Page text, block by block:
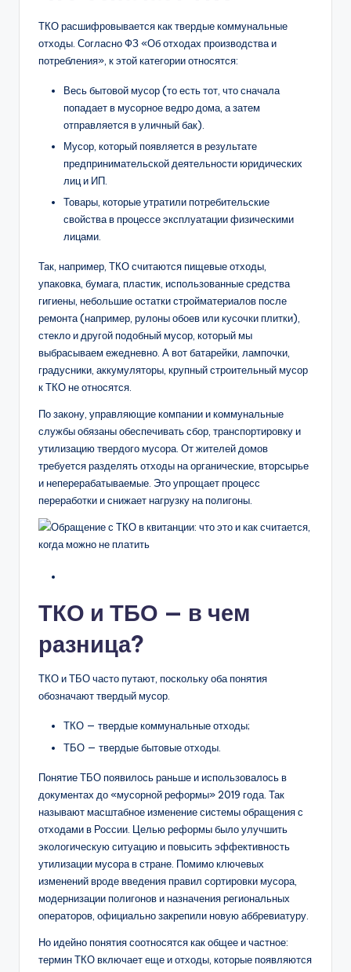
ТКО расшифровывается как твердые коммунальные
отходы. Согласно ФЗ «Об отходах производства и
потребления», к этой категории относятся:
Весь бытовой мусор (то есть тот, что сначала
попадает в мусорное ведро дома, а затем
отправляется в уличный бак).
Мусор, который появляется в результате
предпринимательской деятельности юридических
лиц и ИП.
Товары, которые утратили потребительские
свойства в процессе эксплуатации физическими
лицами.
Так, например, ТКО считаются пищевые отходы,
упаковка, бумага, пластик, использованные средства
гигиены, небольшие остатки стройматериалов после
ремонта (например, рулоны обоев или кусочки плитки),
стекло и другой подобный мусор, который мы
выбрасываем ежедневно. А вот батарейки, лампочки,
градусники, аккумуляторы, крупный строительный мусор
к ТКО не относятся.
По закону, управляющие компании и коммунальные
службы обязаны обеспечивать сбор, транспортировку и
утилизацию твердого мусора. От жителей домов
требуется разделять отходы на органические, вторсырье
и неперерабатываемые. Это упрощает процесс
переработки и снижает нагрузку на полигоны.
ТКО и ТБО — в чем
разница?
ТКО и ТБО часто путают, поскольку оба понятия
обозначают твердый мусор.
ТКО — твердые коммунальные отходы;
ТБО — твердые бытовые отходы.
Понятие ТБО появилось раньше и использовалось в
документах до «мусорной реформы» 2019 года. Так
называют масштабное изменение системы обращения с
отходами в России. Целью реформы было улучшить
экологическую ситуацию и повысить эффективность
утилизации мусора в стране. Помимо ключевых
изменений вроде введения правил сортировки мусора,
модернизации полигонов и назначения региональных
операторов, официально закрепили новую аббревиатуру.
Но идейно понятия соотносятся как общее и частное:
термин ТКО включает еще и отходы, которые появляются